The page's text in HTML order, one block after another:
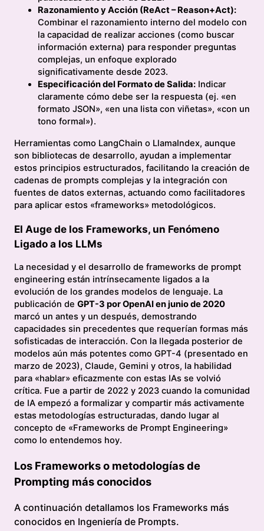
Razonamiento y Acción (ReAct – Reason+Act):
Combinar el razonamiento interno del modelo con
la capacidad de realizar acciones (como buscar
información externa) para responder preguntas
complejas, un enfoque explorado
significativamente desde 2023.
Especificación del Formato de Salida: Indicar
claramente cómo debe ser la respuesta (ej. «en
formato JSON», «en una lista con viñetas», «con un
tono formal»).
Herramientas como LangChain o LlamaIndex, aunque
son bibliotecas de desarrollo, ayudan a implementar
estos principios estructurados, facilitando la creación de
cadenas de prompts complejas y la integración con
fuentes de datos externas, actuando como facilitadores
para aplicar estos «frameworks» metodológicos.
El Auge de los Frameworks, un Fenómeno
Ligado a los LLMs
La necesidad y el desarrollo de frameworks de prompt
engineering están intrínsecamente ligados a la
evolución de los grandes modelos de lenguaje. La
publicación de GPT-3 por OpenAI en junio de 2020
marcó un antes y un después, demostrando
capacidades sin precedentes que requerían formas más
sofisticadas de interacción. Con la llegada posterior de
modelos aún más potentes como GPT-4 (presentado en
marzo de 2023), Claude, Gemini y otros, la habilidad
para «hablar» eficazmente con estas IAs se volvió
crítica. Fue a partir de 2022 y 2023 cuando la comunidad
de IA empezó a formalizar y compartir más activamente
estas metodologías estructuradas, dando lugar al
concepto de «Frameworks de Prompt Engineering»
como lo entendemos hoy.
Los Frameworks o metodologías de
Prompting más conocidos
A continuación detallamos los Frameworks más
conocidos en Ingeniería de Prompts.